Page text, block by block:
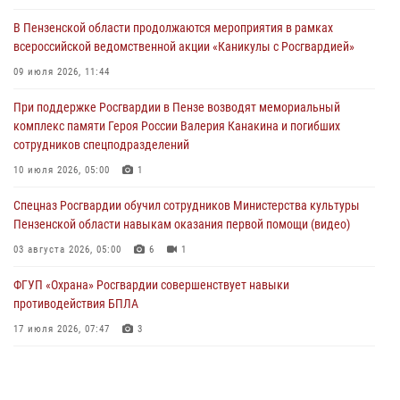
В Пензе при силовой поддержке Росгвардии пресечена
деятельность ОПГ, маскировавшейся под реабилитационный центр
04 августа 2026, 07:05
В Управлении Росгвардии по Пензенской области подвели итоги
работы за первое полугодие 2026 года
В Пензенской области продолжаются мероприятия в рамках
всероссийской ведомственной акции «Каникулы с Росгвардией»
09 июля 2026, 11:44
При поддержке Росгвардии в Пензе возводят мемориальный
комплекс памяти Героя России Валерия Канакина и погибших
сотрудников спецподразделений
10 июля 2026, 05:00 1
Спецназ Росгвардии обучил сотрудников Министерства культуры
Пензенской области навыкам оказания первой помощи (видео)
03 августа 2026, 05:00 6 1
ФГУП «Охрана» Росгвардии совершенствует навыки
противодействия БПЛА
17 июля 2026, 07:47 3